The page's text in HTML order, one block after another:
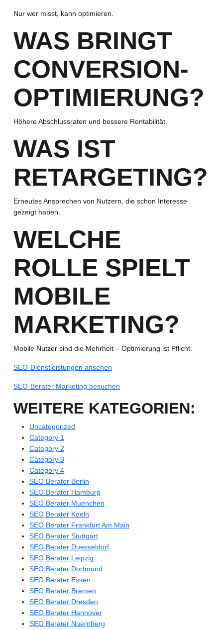
Nur wer misst, kann optimieren.
WAS BRINGT
CONVERSION-
OPTIMIERUNG?
Höhere Abschlussraten und bessere Rentabilität.
WAS IST
RETARGETING?
Erneutes Ansprechen von Nutzern, die schon Interesse
gezeigt haben.
WELCHE
ROLLE SPIELT
MOBILE
MARKETING?
Mobile Nutzer sind die Mehrheit – Optimierung ist Pflicht.
SEO-Dienstleistungen ansehen
SEO-Berater Marketing besuchen
WEITERE KATEGORIEN:
Uncategorized
Category 1
Category 2
Category 3
Category 4
SEO Berater Berlin
SEO Berater Hamburg
SEO Berater Muenchen
SEO Berater Koeln
SEO Berater Frankfurt Am Main
SEO Berater Stuttgart
SEO Berater Duesseldorf
SEO Berater Leipzig
SEO Berater Dortmund
SEO Berater Essen
SEO Berater Bremen
SEO Berater Dresden
SEO Berater Hannover
SEO Berater Nuernberg